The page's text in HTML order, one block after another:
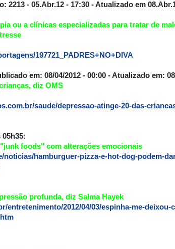
2213 - 05.Abr.12 - 17:30 - Atualizado em
ou a clínicas especializadas para tratar de
197721_PADRES+NO+DIVA
em: 08/04/2012 - 00:00 - Atualizado em:
diz OMS
saude/depressao-atinge-20-das-
05h35:
foods" com alterações emocionais
noticias/hamburguer-pizza-e-hot-dog-podem-
profunda, diz Salma Hayek
entretenimento/2012/04/03/espinha-me-deixou-